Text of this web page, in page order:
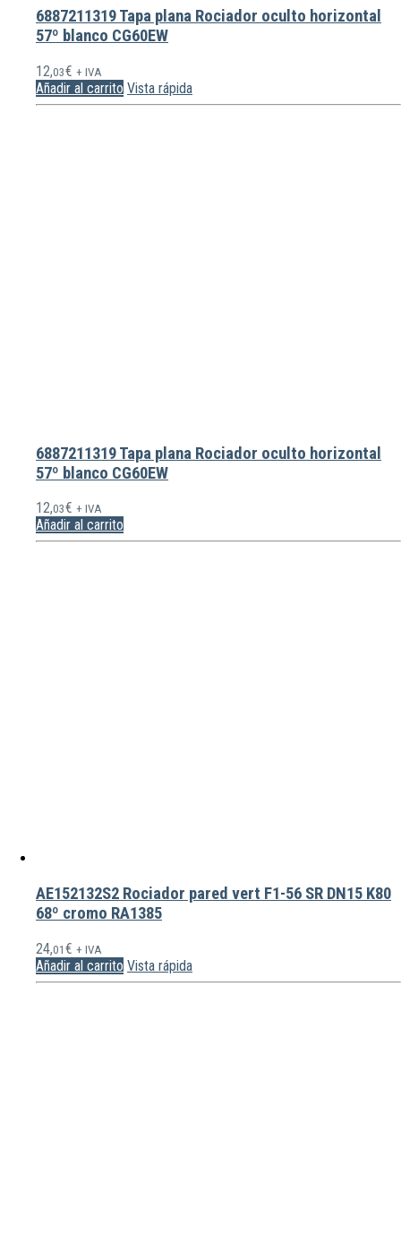
6887211319 Tapa plana Rociador oculto horizontal
57º blanco CG60EW
12,03€ + IVA
Añadir al carrito Vista rápida
6887211319 Tapa plana Rociador oculto horizontal
57º blanco CG60EW
12,03€ + IVA
Añadir al carrito
AE152132S2 Rociador pared vert F1-56 SR DN15 K80
68º cromo RA1385
24,01 € + IVA
Añadir al carrito Vista rápida